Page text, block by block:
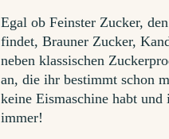
Egal ob Feinster Zucker,
findet, Brauner Zucker,
neben klassischen
an, die ihr bestimmt schon
keine Eismaschine habt
immer!